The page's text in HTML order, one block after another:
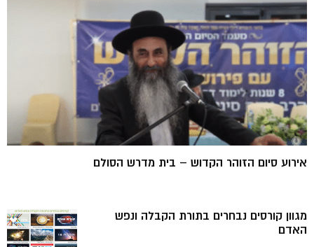
אירוע סיום הזוהר הקדוש – בית מדרש הסולם
מגוון קורסים נבחרים בתורת הקבלה ונפש
האדם